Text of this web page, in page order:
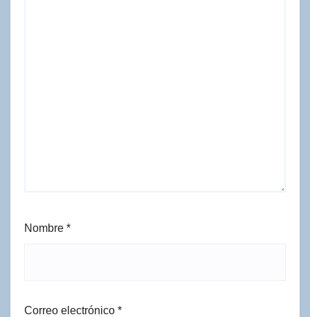
Nombre *
Correo electrónico *